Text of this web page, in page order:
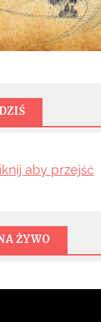
aby przejść
ŻYWO